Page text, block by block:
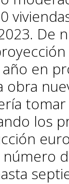
De
en
obra
los